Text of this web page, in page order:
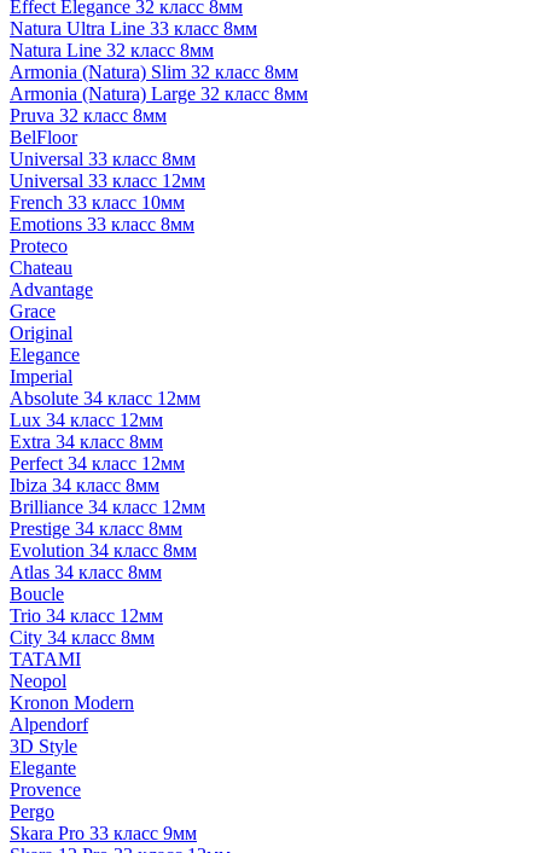
Effect Elegance 32 класс 8мм
Natura Ultra Line 33 класс 8мм
Natura Line 32 класс 8мм
Armonia (Natura) Slim 32 класс 8мм
Armonia (Natura) Large 32 класс 8мм
Pruva 32 класс 8мм
BelFloor
Universal 33 класс 8мм
Universal 33 класс 12мм
French 33 класс 10мм
Emotions 33 класс 8мм
Proteco
Chateau
Advantage
Grace
Original
Elegance
Imperial
Absolute 34 класс 12мм
Lux 34 класс 12мм
Extra 34 класс 8мм
Perfect 34 класс 12мм
Ibiza 34 класс 8мм
Brilliance 34 класс 12мм
Prestige 34 класс 8мм
Evolution 34 класс 8мм
Atlas 34 класс 8мм
Boucle
Trio 34 класс 12мм
City 34 класс 8мм
TATAMI
Neopol
Kronon Modern
Alpendorf
3D Style
Elegante
Provence
Pergo
Skara Pro 33 класс 9мм